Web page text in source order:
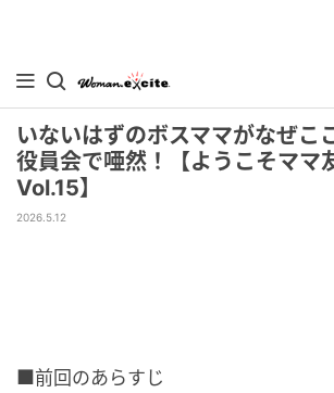
いないはずのボスママがなぜこ
役員会で唖然！【ようこそママ
Vol.15】
2026.5.12
■前回のあらすじ